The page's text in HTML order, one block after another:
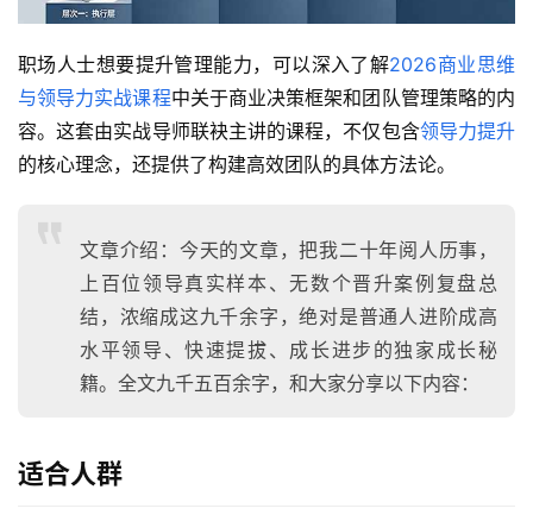
职场人士想要提升管理能力，可以深入了解2026商业思维
与领导力实战课程中关于商业决策框架和团队管理策略的内
容。这套由实战导师联袂主讲的课程，不仅包含领导力提升
的核心理念，还提供了构建高效团队的具体方法论。
文章介绍：今天的文章，把我二十年阅人历事，
上百位领导真实样本、无数个晋升案例复盘总
结，浓缩成这九千余字，绝对是普通人进阶成高
水平领导、快速提拔、成长进步的独家成长秘
籍。全文九千五百余字，和大家分享以下内容：
适合人群